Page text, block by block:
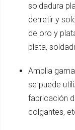
soldadura
derretir y
de oro y
plata,
Amplia
se puede
fabricación
colgantes,